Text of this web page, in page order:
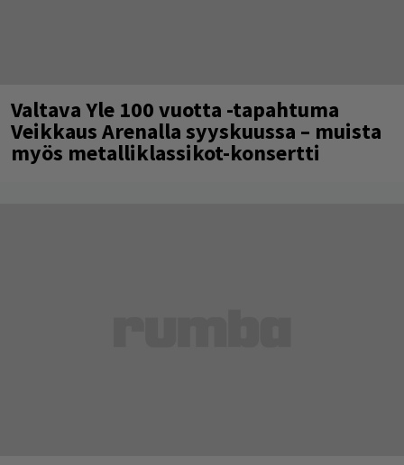
Valtava Yle 100 vuotta -tapahtuma
Veikkaus Arenalla syyskuussa – muista
myös metalliklassikot-konsertti